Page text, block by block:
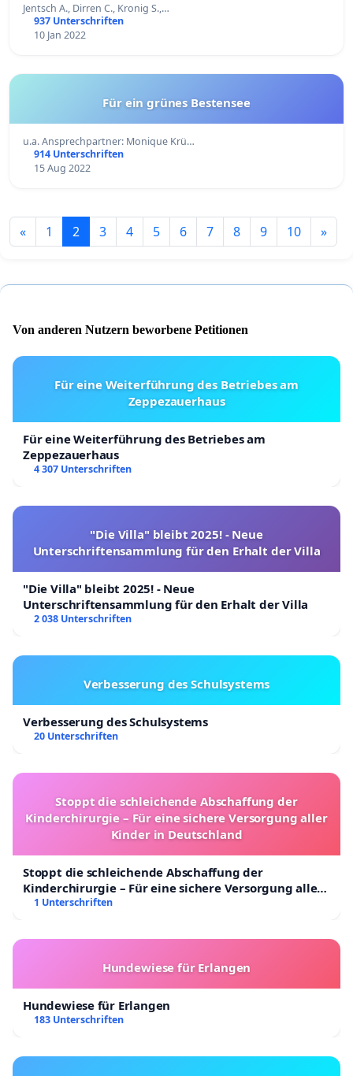
Jentsch A., Dirren C., Kronig S.,…
937 Unterschriften
10 Jan 2022
Für ein grünes Bestensee
u.a. Ansprechpartner: Monique Krü…
914 Unterschriften
15 Aug 2022
« 1 2 3 4 5 6 7 8 9 10 »
Von anderen Nutzern beworbene Petitionen
Für eine Weiterführung des Betriebes am
Zeppezauerhaus
Für eine Weiterführung des Betriebes am
Zeppezauerhaus
4 307 Unterschriften
"Die Villa" bleibt 2025! - Neue
Unterschriftensammlung für den Erhalt der Villa
"Die Villa" bleibt 2025! - Neue
Unterschriftensammlung für den Erhalt der Villa
2 038 Unterschriften
Verbesserung des Schulsystems
Verbesserung des Schulsystems
20 Unterschriften
Stoppt die schleichende Abschaffung der
Kinderchirurgie – Für eine sichere Versorgung aller
Kinder in Deutschland
Stoppt die schleichende Abschaffung der
Kinderchirurgie – Für eine sichere Versorgung aller
Kinder in Deutschland
1 Unterschriften
Hundewiese für Erlangen
Hundewiese für Erlangen
183 Unterschriften